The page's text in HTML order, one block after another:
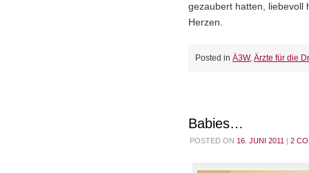
gezaubert hatten, liebevoll
Herzen.
Posted in Ä3W,Ärzte für die
Babies…
POSTED ON 16. JUNI 2011 | 2